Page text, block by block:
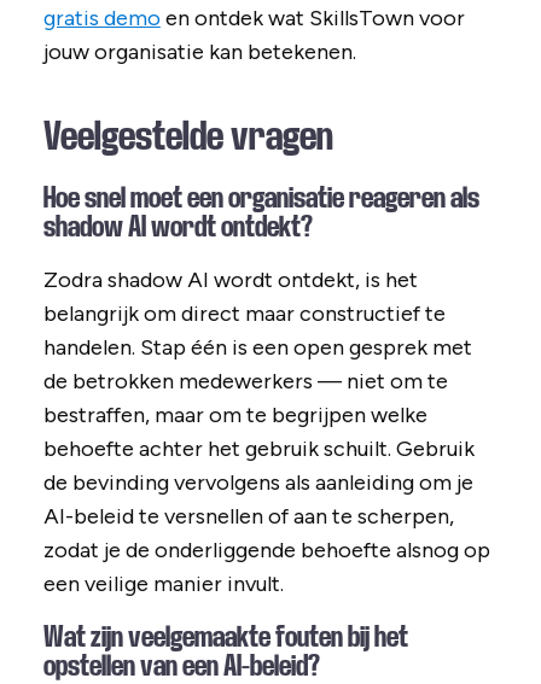
gratis demoen ontdek wat SkillsTown voor
jouw organisatie kan betekenen.
Veelgestelde vragen
Hoe snel moet een organisatie reageren als
shadow AI wordt ontdekt?
Zodra shadow AI wordt ontdekt, is het
belangrijk om direct maar constructief te
handelen. Stap één is een open gesprek met
de betrokken medewerkers — niet om te
bestraffen, maar om te begrijpen welke
behoefte achter het gebruik schuilt. Gebruik
de bevinding vervolgens als aanleiding om je
AI-beleid te versnellen of aan te scherpen,
zodat je de onderliggende behoefte alsnog op
een veilige manier invult.
Wat zijn veelgemaakte fouten bij het
opstellen van een AI-beleid?